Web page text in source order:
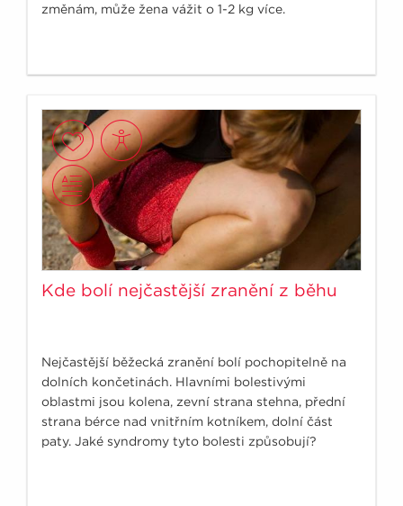
změnám, může žena vážit o 1-2 kg více.
Kde bolí nejčastější zranění z běhu
Nejčastější běžecká zranění bolí pochopitelně na
dolních končetinách. Hlavními bolestivými
oblastmi jsou kolena, zevní strana stehna, přední
strana bérce nad vnitřním kotníkem, dolní část
paty. Jaké syndromy tyto bolesti způsobují?